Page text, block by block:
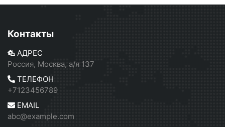
Контакты
АДРЕС
Россия, Москва, а/я 137
ТЕЛЕФОН
+7123456789
EMAIL
abc@example.com